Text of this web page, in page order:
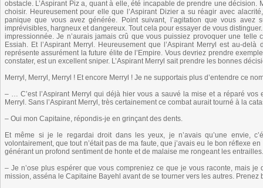
obstacle. L’Aspirant Piz a, quant à elle, été incapable de prendre une
choisir. Heureusement pour elle que l’Aspirant Dizier a su réagir avec
panique que vous avez générée. Point suivant, l’agitation que vous avez
imprévisibles, hargneux et dangereux. Tout cela pour essayer de vous
impressionnée. Je n’aurais jamais crû que vous puissiez provoquer une telle
Essiah. Et l’Aspirant Merryl. Heureusement que l’Aspirant Merryl est au-
représente assurément la future élite de l’Empire. Vous devriez prendre
constater, est un excellent sniper. L’Aspirant Merryl sait prendre les bonnes
Merryl, Merryl, Merryl ! Et encore Merryl ! Je ne supportais plus d’entendre ce
– … C’est l’Aspirant Merryl qui déjà hier vous a sauvé la mise et a réparé vos
Merryl. Sans l’Aspirant Merryl, très certainement ce combat aurait tourné à la
– Oui mon Capitaine, répondis-je en grinçant des dents.
Et même si je le regardai droit dans les yeux, je n’avais qu’une envie,
volontairement, que tout n’était pas de ma faute, que j’avais eu le bon réflexe
générant un profond sentiment de honte et de malaise me rongeant les entrailles.
– Je n’ose plus espérer que vous compreniez ce que je vous raconte, mais
mission, asséna le Capitaine Bayehl avant de se tourner vers les autres.